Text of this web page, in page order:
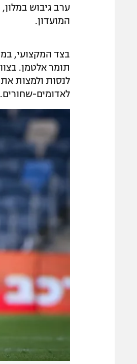
ערב גיבוש
המועדון.
בצד המקצועי,
תומר אלטמן.
לנסות ולמצות
לאדומים-